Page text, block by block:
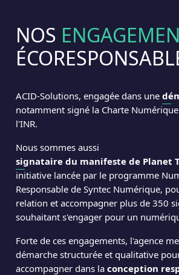
NOS
ACID-Solutions, engagée dans une
notamment signé la Charte
l'INR.
Nous sommes aussi
signataire du manifeste de Planet
initiative lancée par le programme
Responsable de Syntec Numérique,
relation et accompagner plus de 350
souhaitant s'engager pour un
Forte de ces engagements, l'agence
démarche structurée et qualitative
accompagner dans la conception